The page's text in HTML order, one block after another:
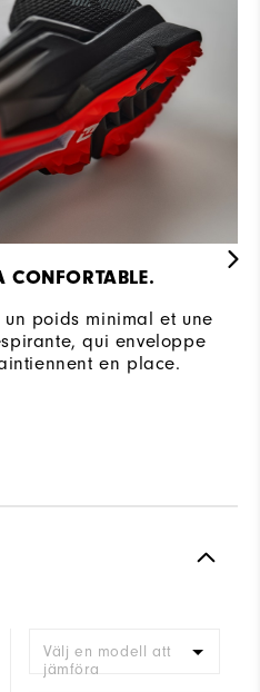
CONFORTABLE.
poids minimal et une
qui enveloppe
en place.
Välj en modell att
jämföra